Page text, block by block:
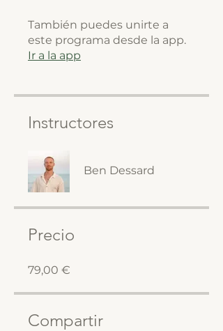
También puedes unirte a
este programa desde la app.
Ir a la app
Instructores
Ben Dessard
Precio
79,00 €
Compartir